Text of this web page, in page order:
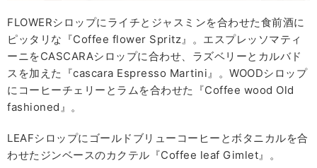
FLOWERシロップにライチとジャスミンを合わせた食前酒に
ピッタリな『Coffee flower Spritz』。エスプレッソマティ
ーニをCASCARAシロップに合わせ、ラズベリーとカルバド
スを加えた『cascara Espresso Martini』。WOODシロップ
にコーヒーチェリーとラムを合わせた『Coffee wood Old
fashioned』。
LEAFシロップにゴールドブリューコーヒーとボタニカルを合
わせたジンベースのカクテル『Coffee leaf Gimlet』。